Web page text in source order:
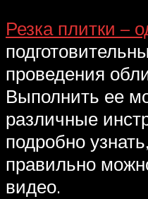
Резка плитки –
проведения
Выполнить ее
различные
подробно
правильно
видео.